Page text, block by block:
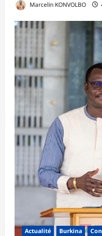
Marcelin KONVOLBO
Actualité Burkina